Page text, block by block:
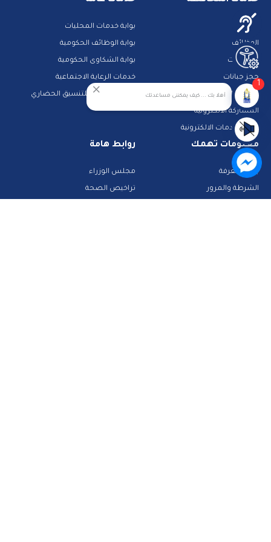
مزادات
الوظائف
مناقصات
حجز جبانات
خدمات النقل
المشاركة الالكترونية
دليل الخدمات الالكترونية
بوابة خدمات المحليات
بوابة الوظائف الحكومية
بوابة الشكاوى الحكومية
خدمات الرعاية الاجتماعية
الجهاز القومى للتنسيق الحضاري
معلومات تهمك
بنك المعرفة
الشرطة والمرور
روابط هامة
مجلس الوزراء
تراخيص الصحة
أهلا بك ... كيف يمكننى مساعدتك
1